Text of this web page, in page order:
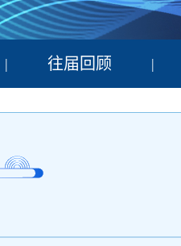
| 往届回顾 |